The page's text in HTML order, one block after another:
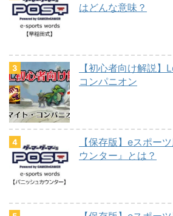
はどんな意味？
【初心者向け解説
コンパニオン
【保存版】eスポー
ウンター』とは？